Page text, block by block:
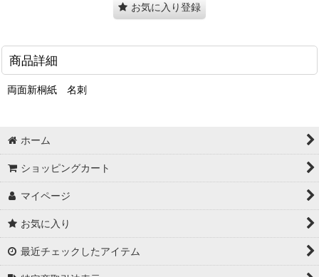
お気に入り登録
商品詳細
両面新桐紙 名刺
ホーム
ショッピングカート
マイページ
お気に入り
最近チェックしたアイテム